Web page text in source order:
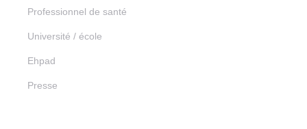
Professionnel de santé
Université / école
Ehpad
Presse